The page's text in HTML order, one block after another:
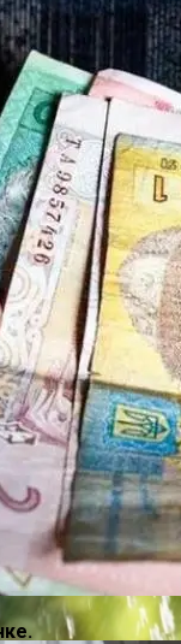
Британскую
За Рубежом:
Моделей ИИ
Бойцов ВСУ